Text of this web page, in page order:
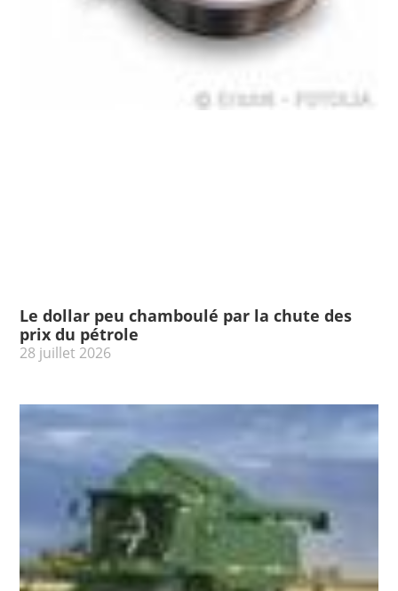
Le dollar peu chamboulé par la chute des
prix du pétrole
28 juillet 2026